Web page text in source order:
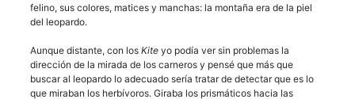
felino, sus colores, matices y manchas: la montaña era de la piel
del leopardo.
Aunque distante, con los Kite yo podía ver sin problemas la
dirección de la mirada de los carneros y pensé que más que
buscar al leopardo lo adecuado sería tratar de detectar que es lo
que miraban los herbívoros. Giraba los prismáticos hacia las